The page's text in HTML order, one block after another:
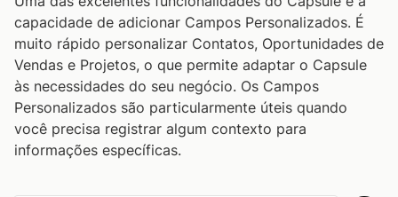
capacidade de adicionar Campos Personalizados. É
muito rápido personalizar Contatos, Oportunidades de
Vendas e Projetos, o que permite adaptar o Capsule
às necessidades do seu negócio. Os Campos
Personalizados são particularmente úteis quando
você precisa registrar algum contexto para
informações específicas.
Armazene seus e-mails 01:56
Envio de E-mail e Modelos de E-mail 05:40
Adicionar Novos Usuários: Plano Inicial 02:49
Gerencie seu Pipeline de Vendas